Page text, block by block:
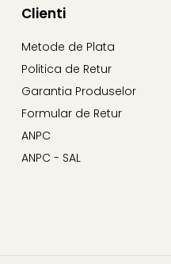
Clienti
Metode de Plata
Politica de Retur
Garantia Produselor
Formular de Retur
ANPC
ANPC - SAL